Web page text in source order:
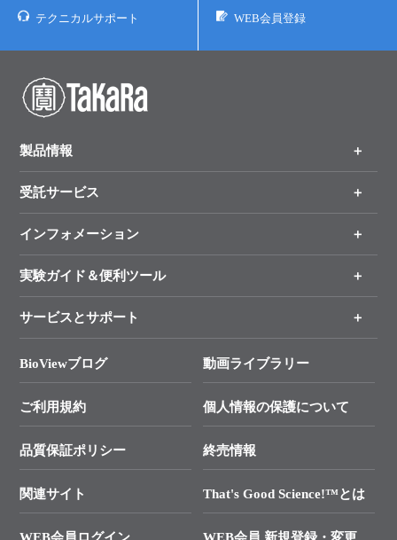
テクニカルサポート WEB会員登録
製品情報
製品一覧
手法から製品を探す
新製品情報
受託サービス
オンライン注文
インフォメーション
キャンペーン
タカラバイオ各種会員募集のお知らせ
終売製品のお知らせ
価格改定のご案内
技術セミナーのご案内
タカラバイオ発表文献
実験ガイド＆便利ツール
リアルタイムPCR実験のススメ
幹細胞・再生医療研究ガイド
クローニング実験ガイド
SMARTer NGSポータルサイト
プライマー設計
サービスとサポート
総合お問い合わせ
├ 実験コンシェルジュ
├ 受託サービスお問い合わせ
BioViewブログ 動画ライブラリー
ご利用規約 個人情報の保護について
品質保証ポリシー 終売情報
関連サイト That's Good Science!™とは